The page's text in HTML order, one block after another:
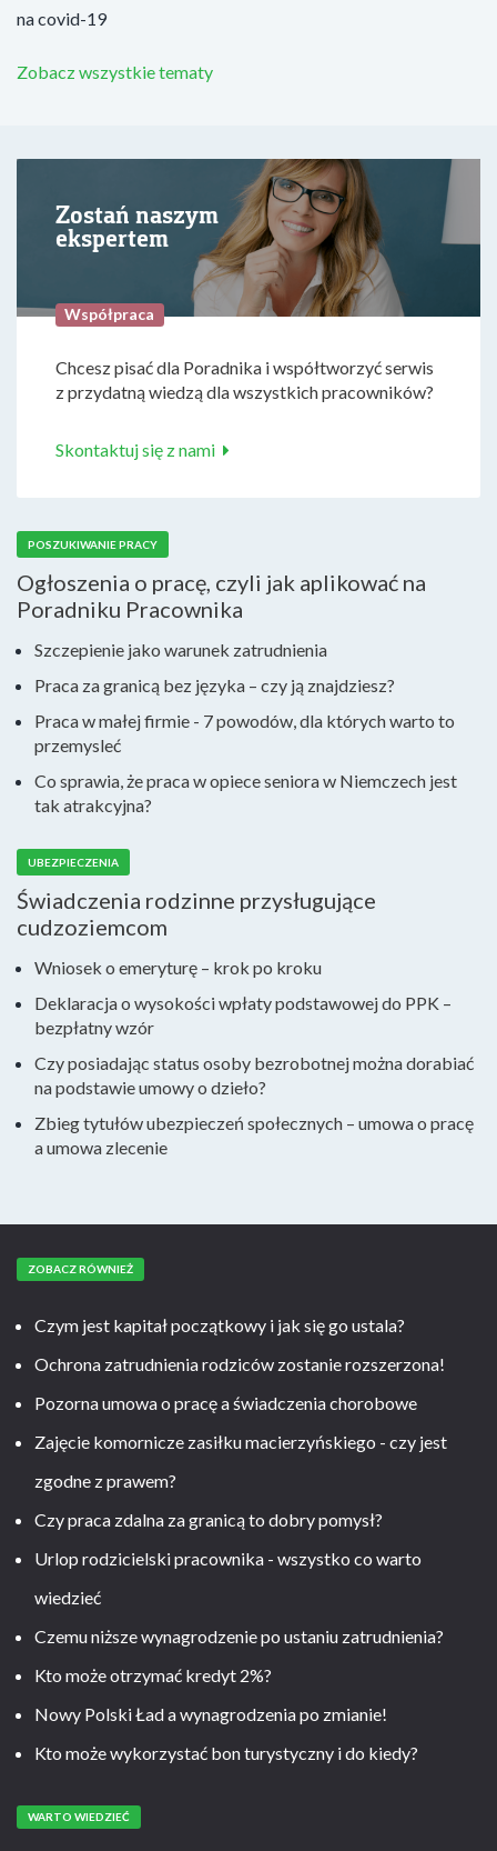
na covid-19
Zobacz wszystkie tematy
Zostań naszym
ekspertem
Współpraca
Chcesz pisać dla Poradnika i współtworzyć serwis
z przydatną wiedzą dla wszystkich pracowników?
Skontaktuj się z nami
POSZUKIWANIE PRACY
Ogłoszenia o pracę, czyli jak aplikować na
Poradniku Pracownika
Szczepienie jako warunek zatrudnienia
Praca za granicą bez języka – czy ją znajdziesz?
Praca w małej firmie - 7 powodów, dla których warto to
przemysleć
Co sprawia, że praca w opiece seniora w Niemczech jest
tak atrakcyjna?
UBEZPIECZENIA
Świadczenia rodzinne przysługujące
cudzoziemcom
Wniosek o emeryturę – krok po kroku
Deklaracja o wysokości wpłaty podstawowej do PPK –
bezpłatny wzór
Czy posiadając status osoby bezrobotnej można dorabiać
na podstawie umowy o dzieło?
Zbieg tytułów ubezpieczeń społecznych – umowa o pracę
a umowa zlecenie
ZOBACZ RÓWNIEŻ
Czym jest kapitał początkowy i jak się go ustala?
Ochrona zatrudnienia rodziców zostanie rozszerzona!
Pozorna umowa o pracę a świadczenia chorobowe
Zajęcie komornicze zasiłku macierzyńskiego - czy jest
zgodne z prawem?
Czy praca zdalna za granicą to dobry pomysł?
Urlop rodzicielski pracownika - wszystko co warto
wiedzieć
Czemu niższe wynagrodzenie po ustaniu zatrudnienia?
Kto może otrzymać kredyt 2%?
Nowy Polski Ład a wynagrodzenia po zmianie!
Kto może wykorzystać bon turystyczny i do kiedy?
WARTO WIEDZIEĆ